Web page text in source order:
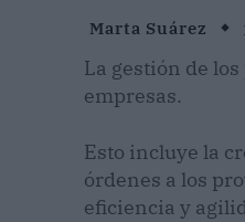
Marta Suárez
La gestión de los
empresas.
Esto incluye la
órdenes a los
eficiencia y